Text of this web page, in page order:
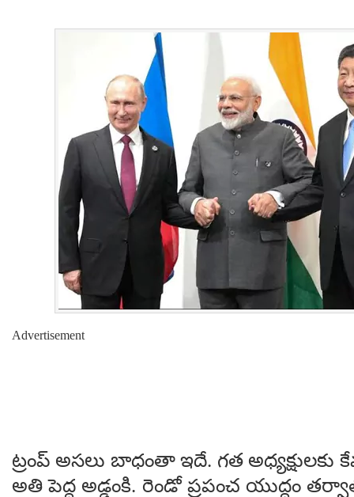
Advertisement
ట్రంప్ అస‌లు బాధంతా ఇదే. గ‌త
అతి పెద్ద అడ్డంకి. రెండో ప్ర‌పంచ యుద్ధం